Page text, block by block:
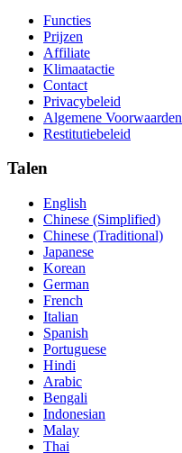
Functies
Prijzen
Affiliate
Klimaatactie
Contact
Privacybeleid
Algemene Voorwaarden
Restitutiebeleid
Talen
English
Chinese (Simplified)
Chinese (Traditional)
Japanese
Korean
German
French
Italian
Spanish
Portuguese
Hindi
Arabic
Bengali
Indonesian
Malay
Thai